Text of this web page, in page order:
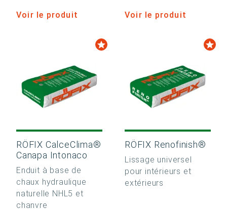
Voir le produit Voir le produit
RÖFIX CalceClima®
Canapa Intonaco
Enduit à base de
chaux hydraulique
naturelle NHL5 et
chanvre
RÖFIX Renofinish®
Lissage universel
pour intérieurs et
extérieurs